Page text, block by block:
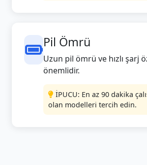
Pil Ömrü
Uzun pil ömrü ve hızlı şarj
önemlidir.
İPUCU: En az 90 dakika
olan modelleri tercih edin.